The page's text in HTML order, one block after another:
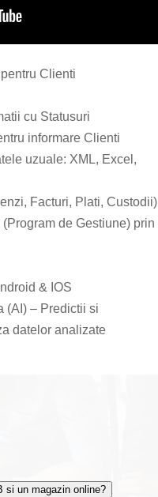
Clienti
cu Statusuri
informare Clienti
uzuale: XML, Excel,
Facturi, Plati, Custodii)
de Gestiune) prin
& IOS
(AI) – Predictii si
datelor analizate
si un magazin online?